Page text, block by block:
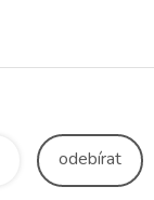
odebírat